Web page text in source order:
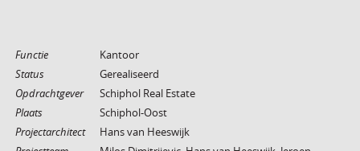
Functie
Kantoor
Status
Gerealiseerd
Opdrachtgever
Schiphol Real Estate
Plaats
Schiphol-Oost
Projectarchitect
Hans van Heeswijk